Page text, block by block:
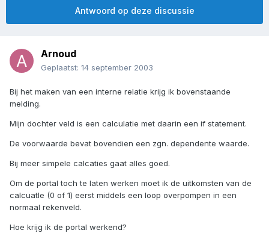
Antwoord op deze discussie
Arnoud
Geplaatst: 14 september 2003
Bij het maken van een interne relatie krijg ik bovenstaande
melding.
Mijn dochter veld is een calculatie met daarin een if statement.
De voorwaarde bevat bovendien een zgn. dependente waarde.
Bij meer simpele calcaties gaat alles goed.
Om de portal toch te laten werken moet ik de uitkomsten van de
calcuatle (0 of 1) eerst middels een loop overpompen in een
normaal rekenveld.
Hoe krijg ik de portal werkend?